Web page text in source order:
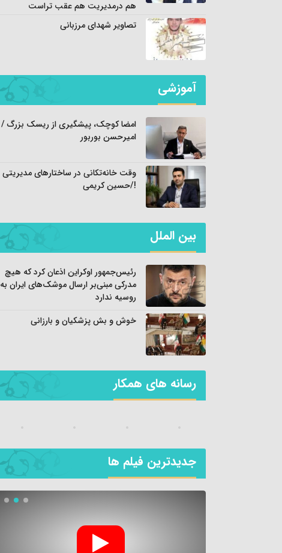
هم درمدیریت هم عقب تراست
تصاویر شهدای مرزبانی
آموزشی
امضا کوچک، پیشگیری از ریسک بزرگ /
امیرحسن بوربور
وقت خانه‌تکانی در ساختارهای مدیریتی
!/حسین کریمی
بین الملل
رئیس‌جمهور اوکراین اذعان کرد که هیچ
مدرکی مبنی‌بر ارسال موشک‌های ایران به
روسیه ندارد
خوش و بش پزشکیان و بارزانی
رسانه های همکار
جديدترين فیلم ها